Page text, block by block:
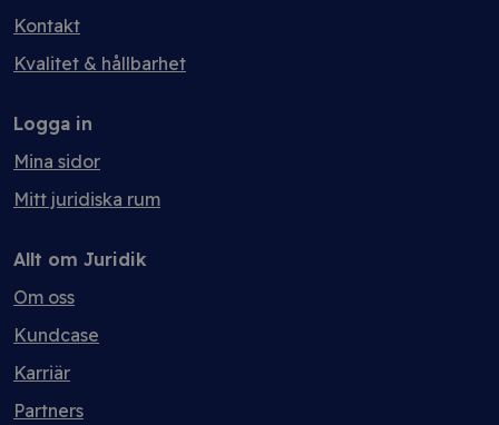
Kontakt
Kvalitet & hållbarhet
Logga in
Mina sidor
Mitt juridiska rum
Allt om Juridik
Om oss
Kundcase
Karriär
Partners